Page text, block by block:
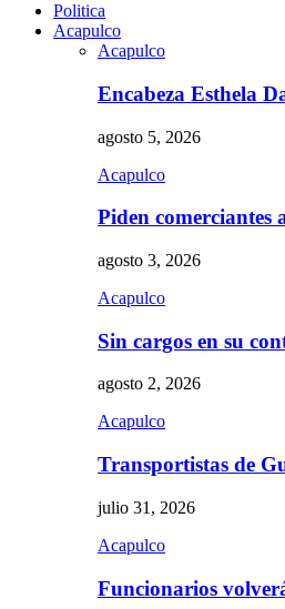
Politica
Acapulco
Acapulco
Encabeza Esthela
agosto 5, 2026
Acapulco
Piden
agosto 3, 2026
Acapulco
Sin cargos en su
agosto 2, 2026
Acapulco
Transportistas de
julio 31, 2026
Acapulco
Funcionarios